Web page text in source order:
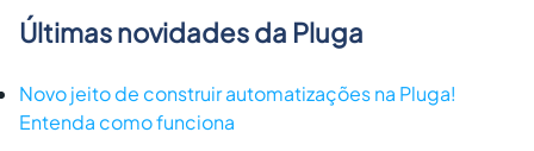
Últimas novidades da Pluga
Novo jeito de construir automatizações na Pluga!
Entenda como funciona